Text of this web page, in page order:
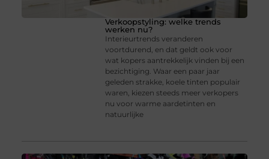
Verkoopstyling: welke trends
werken nu?
Interieurtrends veranderen
voortdurend, en dat geldt ook voor
wat kopers aantrekkelijk vinden bij een
bezichtiging. Waar een paar jaar
geleden strakke, koele tinten populair
waren, kiezen steeds meer verkopers
nu voor warme aardetinten en
natuurlijke